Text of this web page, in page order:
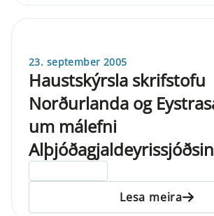
23. september 2005
Haustskýrsla skrifstofu
Norðurlanda og
um málefni
Lesa meira